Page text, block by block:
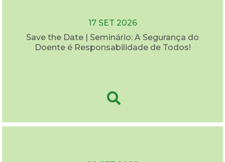
17 SET 2026
Save the Date | Seminário: A Segurança do
Doente é Responsabilidade de Todos!